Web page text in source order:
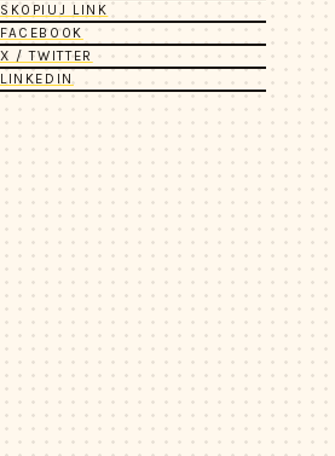
SKOPIUJ LINK
FACEBOOK
X / TWITTER
LINKEDIN